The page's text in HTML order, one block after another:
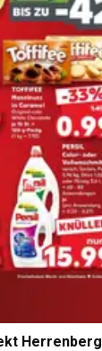
Herrenberg